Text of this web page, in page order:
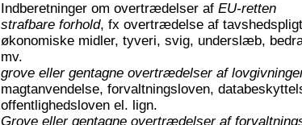
Indberetninger om overtrædelser af EU-retten
strafbare forhold, fx overtrædelse af
økonomiske midler, tyveri, svig, underslæb,
mv.
grove eller gentagne overtrædelser af
magtanvendelse, forvaltningsloven,
offentlighedsloven el. lign.
Grove eller gentagne overtrædelser af